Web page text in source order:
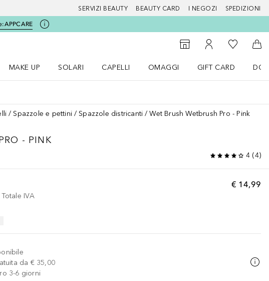
SERVIZI BEAUTY BEAUTY CARD I NEGOZI SPEDIZIONI
APPCARE
StorefinderAl Mio Account
Alla Mia
Al
MAKE UP
SOLARI
CAPELLI
OMAGGI
GIFT CARD
Spazzole e pettini Spazzole districanti Wet Brush Wetbrush Pro - Pink
- PINK
4 (4)
€ 14,99
Totale IVA
da € 35,00
3-6 giorni